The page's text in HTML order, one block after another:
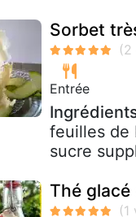
Sorbet
Entrée
feuilles de
sucre
Thé